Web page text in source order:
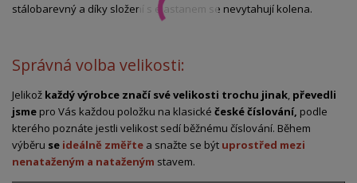
stálobarevný a díky složení s elastanem se nevytahují kolena.
Správná volba velikosti:
Jelikož každý výrobce značí své velikosti trochu jinak, převedli
jsme pro Vás každou položku na klasické české číslování, podle
kterého poznáte jestli velikost sedí běžnému číslování. Během
výběru se ideálně změřte a snažte se být uprostřed mezi
nenataženým a nataženým stavem.